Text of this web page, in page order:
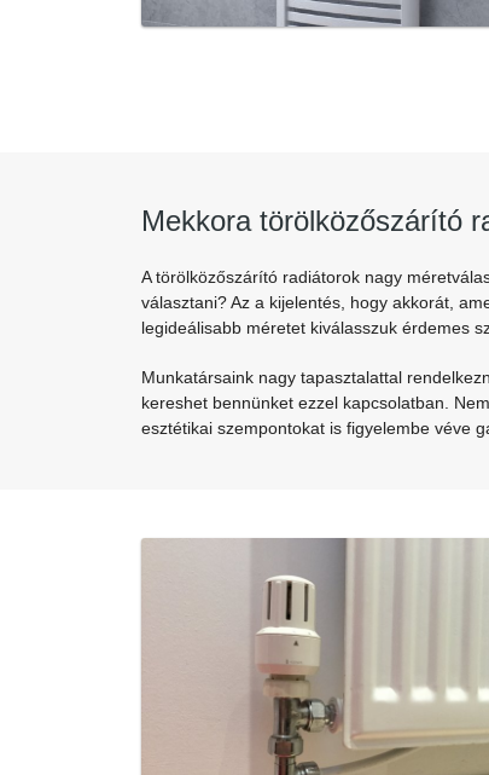
Mekkora törölközőszárító
A törölközőszárító radiátorok nagy
választani? Az a kijelentés, hogy akkorát,
legideálisabb méretet kiválasszuk érdemes
Munkatársaink nagy tapasztalattal
kereshet bennünket ezzel kapcsolatban.
esztétikai szempontokat is figyelembe véve